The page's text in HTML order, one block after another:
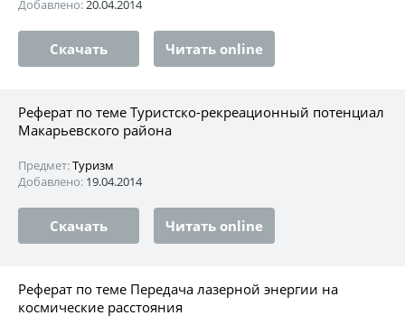
Добавлено:20.04.2014
Скачать Читать online
Реферат по теме Туристско-рекреационный потенциал
Макарьевского района
Предмет:Туризм
Добавлено: 19.04.2014
Скачать Читать online
Реферат по теме Передача лазерной энергии на
космические расстояния